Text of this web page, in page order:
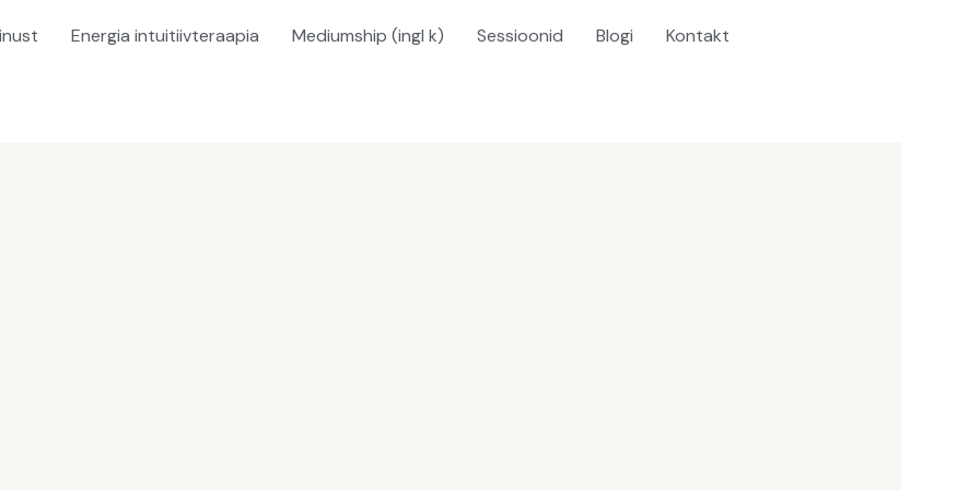
Energia intuitiivteraapia Mediumship (ingl k) Sessioonid Blogi Kontakt